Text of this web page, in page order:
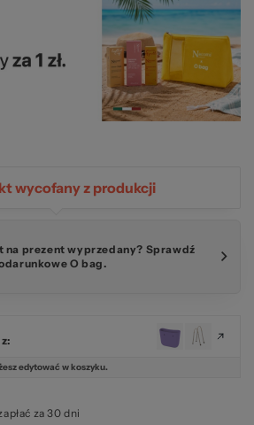
wycofany z produkcji
na prezent wyprzedany? Sprawdź
O bag.
edytować w koszyku.
za 30 dni